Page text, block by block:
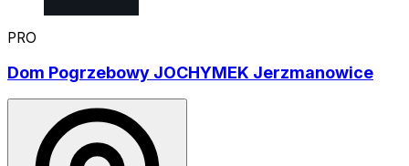
PRO
Dom Pogrzebowy JOCHYMEK Jerzmanowice